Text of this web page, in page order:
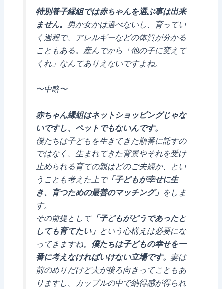
特別養子縁組では赤ちゃんを選ぶ事は出来
ません。 男か女かは選べないし、育ってい
く過程で、アレルギーなどの体質が分かる
こともある。産んでから「他の子に変えて
くれ」なんてありえないですよね。
〜中略〜
赤ちゃん縁組はネットショッピングじゃな
いですし、ペットでもないんです。
僕たちは子どもを生きてきた順番に託すの
ではなく、生まれてきた背景やそれを受け
止められる育ての親はどのご夫婦か、とい
うことも考えた上で「子どもが幸せに生
き、育つための最善のマッチング」 をしま
す。
その前提として「子どもがどうであったと
しても育てたい」 という心構えは必要にな
ってきますね。 僕たちは子どもの幸せを一
番に考えなければいけない立場です。 妻は
前のめりだけど夫が後ろ向きってこともあ
りますし、カップルの中で納得感が得られ